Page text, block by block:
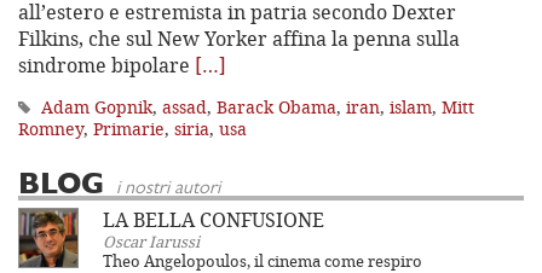
all’estero e estremista in patria secondo Dexter
Filkins, che sul New Yorker affina la penna sulla
sindrome bipolare […]
Adam Gopnik, assad, Barack Obama, iran, islam, Mitt
Romney, Primarie, siria, usa
BLOG i nostri autori
LA BELLA CONFUSIONE
Oscar Iarussi
Theo Angelopoulos, il cinema come respiro